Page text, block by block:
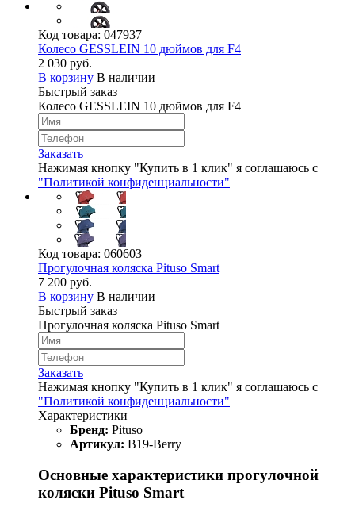
Код товара: 047937
Колесо GESSLEIN 10 дюймов для F4
2 030 руб.
В корзину В наличии
Быстрый заказ
Колесо GESSLEIN 10 дюймов для F4
Заказать
Нажимая кнопку "Купить в 1 клик" я соглашаюсь с
"Политикой конфиденциальности"
Код товара: 060603
Прогулочная коляска Pituso Smart
7 200 руб.
В корзину В наличии
Быстрый заказ
Прогулочная коляска Pituso Smart
Заказать
Нажимая кнопку "Купить в 1 клик" я соглашаюсь с
"Политикой конфиденциальности"
Характеристики
Бренд: Pituso
Артикул: B19-Berry
Основные характеристики прогулочной
коляски Pituso Smart